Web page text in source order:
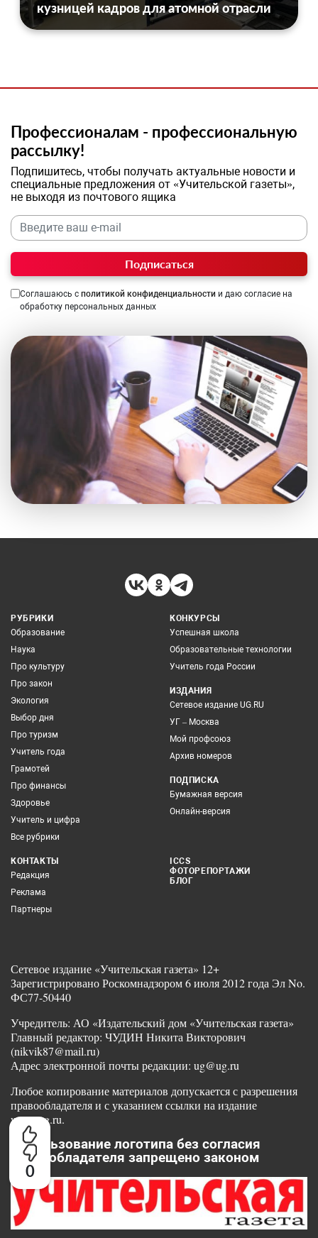
0
кузницей кадров для атомной отрасли
Профессионалам - профессиональную
рассылку!
Подпишитесь, чтобы получать актуальные новости и
специальные предложения от «Учительской газеты»,
не выходя из почтового ящика
Подписаться
Соглашаюсь с политикой конфиденциальности и даю согласие на
обработку персональных данных
РУБРИКИ
Образование
Наука
Про культуру
Про закон
Экология
Выбор дня
Про туризм
Учитель года
Грамотей
Про финансы
Здоровье
Учитель и цифра
Все рубрики
КОНКУРСЫ
Успешная школа
Образовательные технологии
Учитель года России
ИЗДАНИЯ
Сетевое издание UG.RU
УГ – Москва
Мой профсоюз
Архив номеров
ПОДПИСКА
Бумажная версия
Онлайн-версия
КОНТАКТЫ
Редакция
Реклама
Партнеры
ICCS
ФОТОРЕПОРТАЖИ
БЛОГ
Сетевое издание «Учительская газета» 12+
Зарегистрировано Роскомнадзором 6 июля 2012 года Эл No.
ФС77-50440
Учредитель: АО «Издательский дом «Учительская газета»
Главный редактор: ЧУДИН Никита Викторович
(nikvik87@mail.ru)
Адрес электронной почты редакции: ug@ug.ru
Любое копирование материалов допускается с разрешения
правообладателя и с указанием ссылки на издание
www.ug.ru.
Использование логотипа без согласия
правообладателя запрещено законом